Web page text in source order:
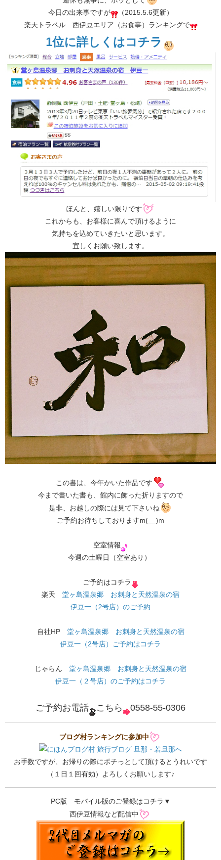
今日の出来事ですが
（2015.5.6更新）
楽天トラベル 西伊豆エリア（お食事）ランキングで
1位に詳しくはコチラ
ほんと、嬉しい限りです
これからも、お客様に喜んで頂けるように
気持ちを込めていきたいと思います。
宜しくお願い致します。
この書は、今年かいた作品です
今まで書いた書も、館内に飾った折りますので
是非、お越しの際には見て下さいね
ご予約お待ちしておりますm(__)m
空室情報
今週の土曜日（空室あり）
ご予約はコチラ
楽天 堂ヶ島温泉郷 お刺身と天然温泉の宿
伊豆一（2号店）のご予約
自社HP 堂ヶ島温泉郷 お刺身と天然温泉の宿
伊豆一（2号店）ご予約はコチラ
じゃらん 堂ヶ島温泉郷 お刺身と天然温泉の宿
伊豆一（２号店）のご予約はコチラ
ご予約お電話 こちら 0558-55-0306
ブログ村ランキングに参加中
お手数ですが、お帰りの際にポチっとして頂けるとうれいです
（１日１回有効）よろしくお願いします♪
PC版 モバイル版のご登録はコチラ▼
西伊豆情報など配信中